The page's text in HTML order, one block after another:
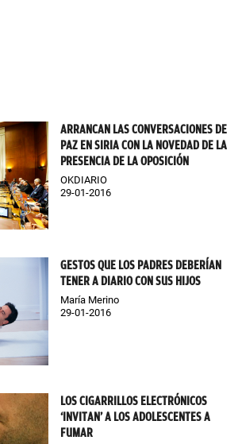
ARRANCAN LAS CONVERSACIONES DE
PAZ EN SIRIA CON LA NOVEDAD DE LA
PRESENCIA DE LA OPOSICIÓN
OKDIARIO
29-01-2016
GESTOS QUE LOS PADRES DEBERÍAN
TENER A DIARIO CON SUS HIJOS
María Merino
29-01-2016
LOS CIGARRILLOS ELECTRÓNICOS
‘INVITAN’ A LOS ADOLESCENTES A
FUMAR